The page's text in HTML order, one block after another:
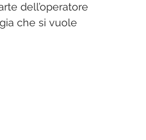
dell’operatore
che si vuole